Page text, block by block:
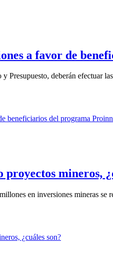
a favor de
deberán efectuar
mineros,
en inversiones mineras se